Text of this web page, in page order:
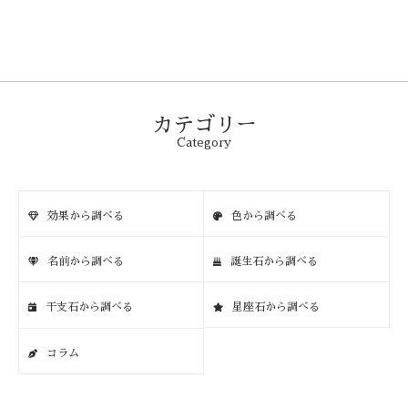
カテゴリー
Category
効果から調べる 色から調べる
名前から調べる 誕生石から調べる
干支石から調べる 星座石から調べる
コラム